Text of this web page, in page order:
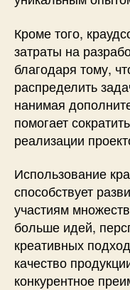
Кроме того,
затраты на
благодаря тому,
распределить
нанимая
помогает
реализации
Использование
способствует
участиям
больше идей,
креативных
качество
конкурентное